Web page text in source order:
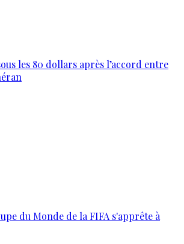
les 80 dollars après l’accord entre
du Monde de la FIFA s'apprête à